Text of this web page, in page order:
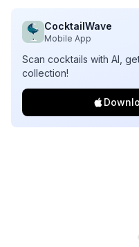
CocktailWave
Mobile App
Scan cocktails with AI,
collection!